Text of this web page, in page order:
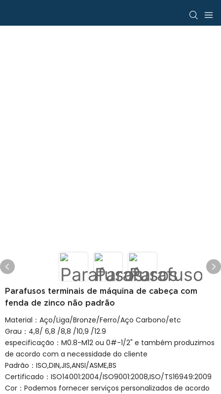
Parafusos terminais de máquina de cabeça com
fenda de zinco não padrão
Material：Aço/Liga/Bronze/Ferro/Aço Carbono/etc
Grau：4,8/ 6,8 /8,8 /10,9 /12.9
especificação：M0.8-M12 ou 0#-1/2" e também produzimos
de acordo com a necessidade do cliente
Padrão：ISO,DIN,JIS,ANSI/ASME,BS
Certificado：ISO14001:2004/ISO9001:2008,ISO/TS16949:2009
Cor：Podemos fornecer serviços personalizados de acordo